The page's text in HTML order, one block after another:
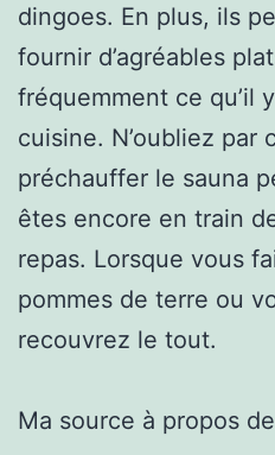
dingoes. En plus, ils
fournir d’agréables
fréquemment ce qu’il
cuisine. N’oubliez par
préchauffer le sauna
êtes encore en train
repas. Lorsque vous
pommes de terre ou
recouvrez le tout.
Ma source à propos de